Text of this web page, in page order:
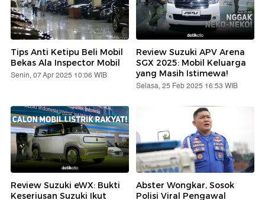
Tips Anti Ketipu Beli Mobil
Bekas Ala Inspector Mobil
Senin, 07 Apr 2025 10:06 WIB
Review Suzuki APV Arena
SGX 2025: Mobil Keluarga
yang Masih Istimewa!
Selasa, 25 Feb 2025 16:53 WIB
Review Suzuki eWX: Bukti
Keseriusan Suzuki Ikut
Abster Wongkar, Sosok
Polisi Viral Pengawal